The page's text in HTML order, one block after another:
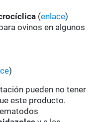
(enlace)
ovinos en algunos
)
pueden no tener
este producto.